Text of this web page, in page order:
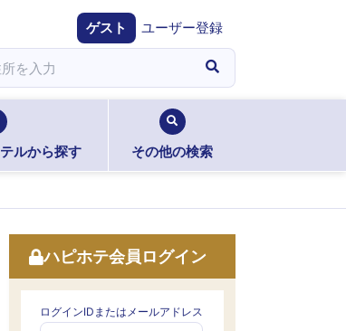
ゲスト ユーザー登録
ルから探す その他の検索
ハピホテ会員ログイン
ログインIDまたはメールアドレス